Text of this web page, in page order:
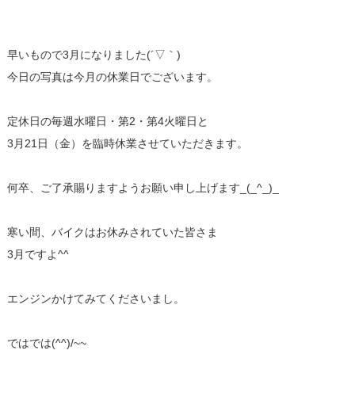
早いもので3月になりました(´▽｀)
今日の写真は今月の休業日でございます。
定休日の毎週水曜日・第2・第4火曜日と
3月21日（金）を臨時休業させていただきます。
何卒、ご了承賜りますようお願い申し上げます_(_^_)_
寒い間、バイクはお休みされていた皆さま
3月ですよ^^
エンジンかけてみてくださいまし。
ではでは(^^)/~~